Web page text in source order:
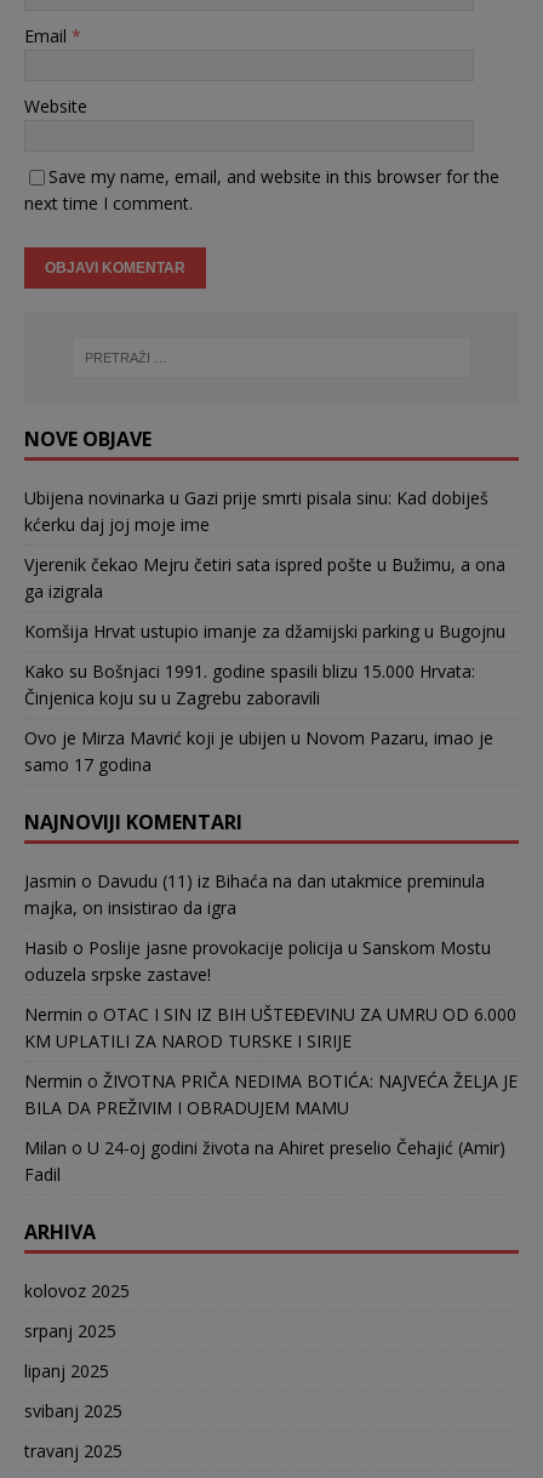
Email *
Website
Save my name, email, and website in this browser for the
next time I comment.
NOVE OBJAVE
Ubijena novinarka u Gazi prije smrti pisala sinu: Kad dobiješ
kćerku daj joj moje ime
Vjerenik čekao Mejru četiri sata ispred pošte u Bužimu, a ona
ga izigrala
Komšija Hrvat ustupio imanje za džamijski parking u Bugojnu
Kako su Bošnjaci 1991. godine spasili blizu 15.000 Hrvata:
Činjenica koju su u Zagrebu zaboravili
Ovo je Mirza Mavrić koji je ubijen u Novom Pazaru, imao je
samo 17 godina
NAJNOVIJI KOMENTARI
Jasmin o Davudu (11) iz Bihaća na dan utakmice preminula
majka, on insistirao da igra
Hasib o Poslije jasne provokacije policija u Sanskom Mostu
oduzela srpske zastave!
Nermin o OTAC I SIN IZ BIH UŠTEĐEVINU ZA UMRU OD 6.000
KM UPLATILI ZA NAROD TURSKE I SIRIJE
Nermin o ŽIVOTNA PRIČA NEDIMA BOTIĆA: NAJVEĆA ŽELJA JE
BILA DA PREŽIVIM I OBRADUJEM MAMU
Milan o U 24-oj godini života na Ahiret preselio Čehajić (Amir)
Fadil
ARHIVA
kolovoz 2025
srpanj 2025
lipanj 2025
svibanj 2025
travanj 2025